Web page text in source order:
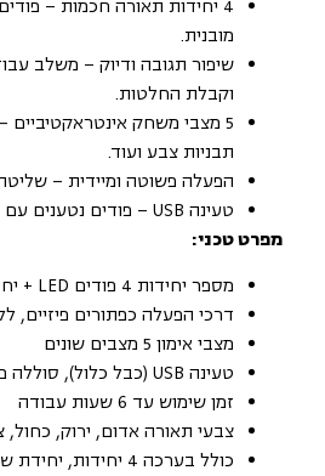
מובנית.
שיפור תגובה ודיוק – משלב
וקבלת החלטות.
5 מצבי משחק אינטראקטיביים
תבניות צבע ועוד.
הפעלה פשוטה ומיידית –
טעינה USB – פודים נטענים עם כבל USB כלול, זמן עבודה של עד 6 שעות.
מפרט טכני:
מספר יחידות 4 פודים LED + יחידת שליטה
דרכי הפעלה כפתורים פיזיים,
מצבי אימון 5 מצבים שונים
טעינה USB (כבל כלול), סוללה פנימית
זמן שימוש עד 6 שעות עבודה
צבעי תאורה אדום, ירוק, כחול,
כולל בערכה 4 יחידות, יחידת שליטה, כבל טעינה, תיק נשיאה